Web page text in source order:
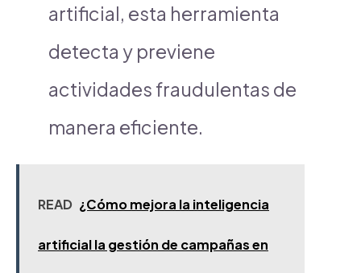
artificial, esta herramienta
detecta y previene
actividades fraudulentas de
manera eficiente.
READ ¿Cómo mejora la inteligencia
artificial la gestión de campañas en